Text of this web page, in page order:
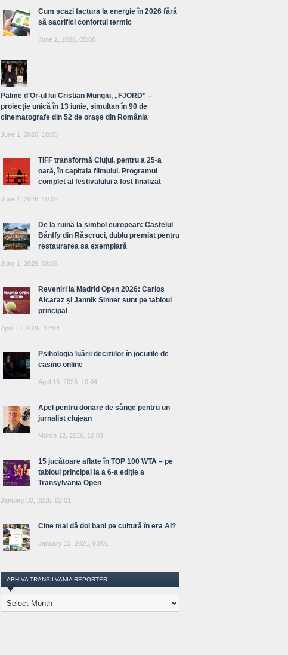
Cum scazi factura la energie în 2026 fără
să sacrifici confortul termic
June 2, 2026, 05:06
Palme d’Or-ul lui Cristian Mungiu, „FJORD” –
proiecție unică în 13 iunie, simultan în 90 de
cinematografe din 52 de orașe din România
June 1, 2026, 10:06
TIFF transformă Clujul, pentru a 25-a
oară, în capitala filmului. Programul
complet al festivalului a fost finalizat
June 1, 2026, 10:06
De la ruină la simbol european: Castelul
Bánffy din Răscruci, dublu premiat pentru
restaurarea sa exemplară
June 1, 2026, 08:06
Reveniri la Madrid Open 2026: Carlos
Alcaraz și Jannik Sinner sunt pe tabloul
principal
April 17, 2026, 12:04
Psihologia luării deciziilor în jocurile de
casino online
April 16, 2026, 10:04
Apel pentru donare de sânge pentru un
jurnalist clujean
March 12, 2026, 10:03
15 jucătoare aflate în TOP 100 WTA – pe
tabloul principal la a 6-a ediție a
Transylvania Open
January 30, 2026, 02:01
Cine mai dă doi bani pe cultură în era AI?
January 15, 2026, 03:01
ARHIVA TRANSILVANIA REPORTER
Arhiva
Transilvania